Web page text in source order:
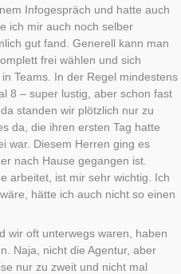
Infogespräch und hatte auch
ich mir auch noch selber
gut fand. Generell kann man
frei wählen und sich
Teams. In der Regel mindestens
8 – super lustig, aber schon fast
standen wir plötzlich nur zu
da, die ihren ersten Tag hatte
war. Diesem Herren ging es
nach Hause gegangen ist.
arbeitet, ist mir sehr wichtig. Ich
hätte ich auch nicht so einen
wir oft unterwegs waren, haben
Naja, nicht die Agentur, aber
nur zu zweit und nicht mal